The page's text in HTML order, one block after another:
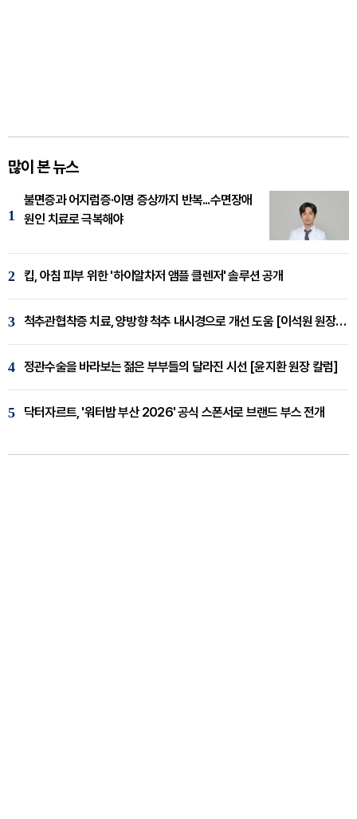
많이 본 뉴스
1
불면증과 어지럼증·이명 증상까지 반복...수면장애
원인 치료로 극복해야
2 킵, 아침 피부 위한 '하이알차저 앰플 클렌저' 솔루션 공개
3 척추관협착증 치료, 양방향 척추 내시경으로 개선 도움 [이석원 원장 칼럼]
4 정관수술을 바라보는 젊은 부부들의 달라진 시선 [윤지환 원장 칼럼]
5 닥터자르트, '워터밤 부산 2026' 공식 스폰서로 브랜드 부스 전개